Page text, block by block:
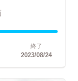
終了
2023/08/24